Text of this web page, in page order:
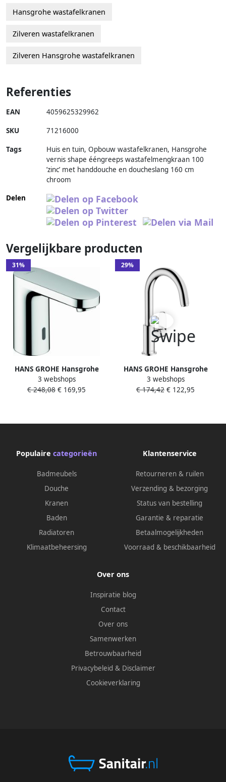
Hansgrohe wastafelkranen
Zilveren wastafelkranen
Zilveren Hansgrohe wastafelkranen
Referenties
EAN 4059625329962
SKU 71216000
Tags
Huis en tuin, Opbouw wastafelkranen, Hansgrohe
vernis shape ééngreeps wastafelmengkraan 100
’zinc’ met handdouche en doucheslang 160 cm
chroom
Delen
Vergelijkbare producten
31%
HANS GROHE Hansgrohe
Vernis elektronische
wastafelkraan koud water en
3 webshops
€ 248,08 € 169,95
29%
HANS GROHE Hansgrohe
Vernis Blend 210
wastafelkraan m. draaibare
3 webshops
€ 174,42 € 122,95
Populaire categorieën
Badmeubels
Douche
Kranen
Baden
Radiatoren
Klimaatbeheersing
Klantenservice
Retourneren & ruilen
Verzending & bezorging
Status van bestelling
Garantie & reparatie
Betaalmogelijkheden
Voorraad & beschikbaarheid
Over ons
Inspiratie blog
Contact
Over ons
Samenwerken
Betrouwbaarheid
Privacybeleid & Disclaimer
Cookieverklaring